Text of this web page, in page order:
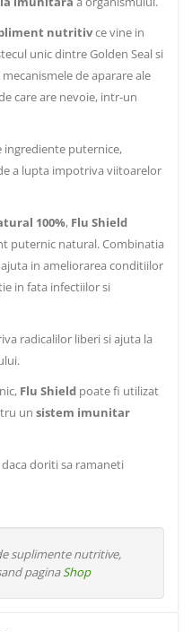
nutritivce vine in
unic dintre Golden Seal si
de aparare ale
care are nevoie, intr-un
ingrediente puternice,
a lupta impotriva viitoarelor
100%, Flu Shield
puternic natural. Combinatia
in ameliorarea conditiilor
in fata infectiilor si
radicalilor liberi si ajuta la
Flu Shield poate fi utilizat
un sistem imunitar
daca doriti sa ramaneti
suplimente nutritive,
paginaShop